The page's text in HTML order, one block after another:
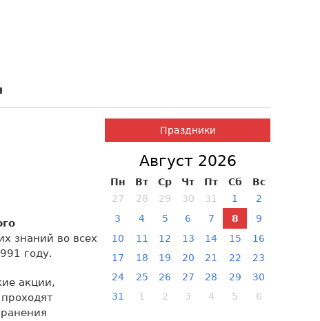
знаний во всех
году.
акции,
Праздники
Август 2026
Пн Вт Ср Чт Пт Сб
Вс
27
28 29 30 31 1
2
3
4 5 6 7 8
9
10
11 12 13 14 15
16
17
18 19 20 21 22
23
24
25 26 27 28 29
30
31
1 2 3 4 5 6